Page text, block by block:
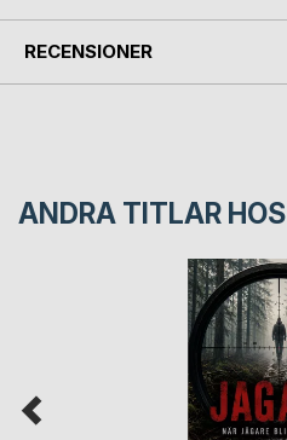
RECENSIONER
ANDRA TITLAR HOS